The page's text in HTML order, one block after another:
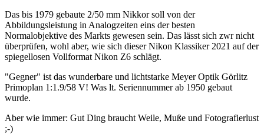
Das bis 1979 gebaute 2/50 mm Nikkor soll von der
Abbildungsleistung in Analogzeiten eins der besten
Normalobjektive des Markts gewesen sein. Das lässt sich zwr nicht
überprüfen, wohl aber, wie sich dieser Nikon Klassiker 2021 auf der
spiegellosen Vollformat Nikon Z6 schlägt.
"Gegner" ist das wunderbare und lichtstarke Meyer Optik Görlitz
Primoplan 1:1.9/58 V! Was lt. Seriennummer ab 1950 gebaut
wurde.
Aber wie immer: Gut Ding braucht Weile, Muße und Fotografierlust
;-)